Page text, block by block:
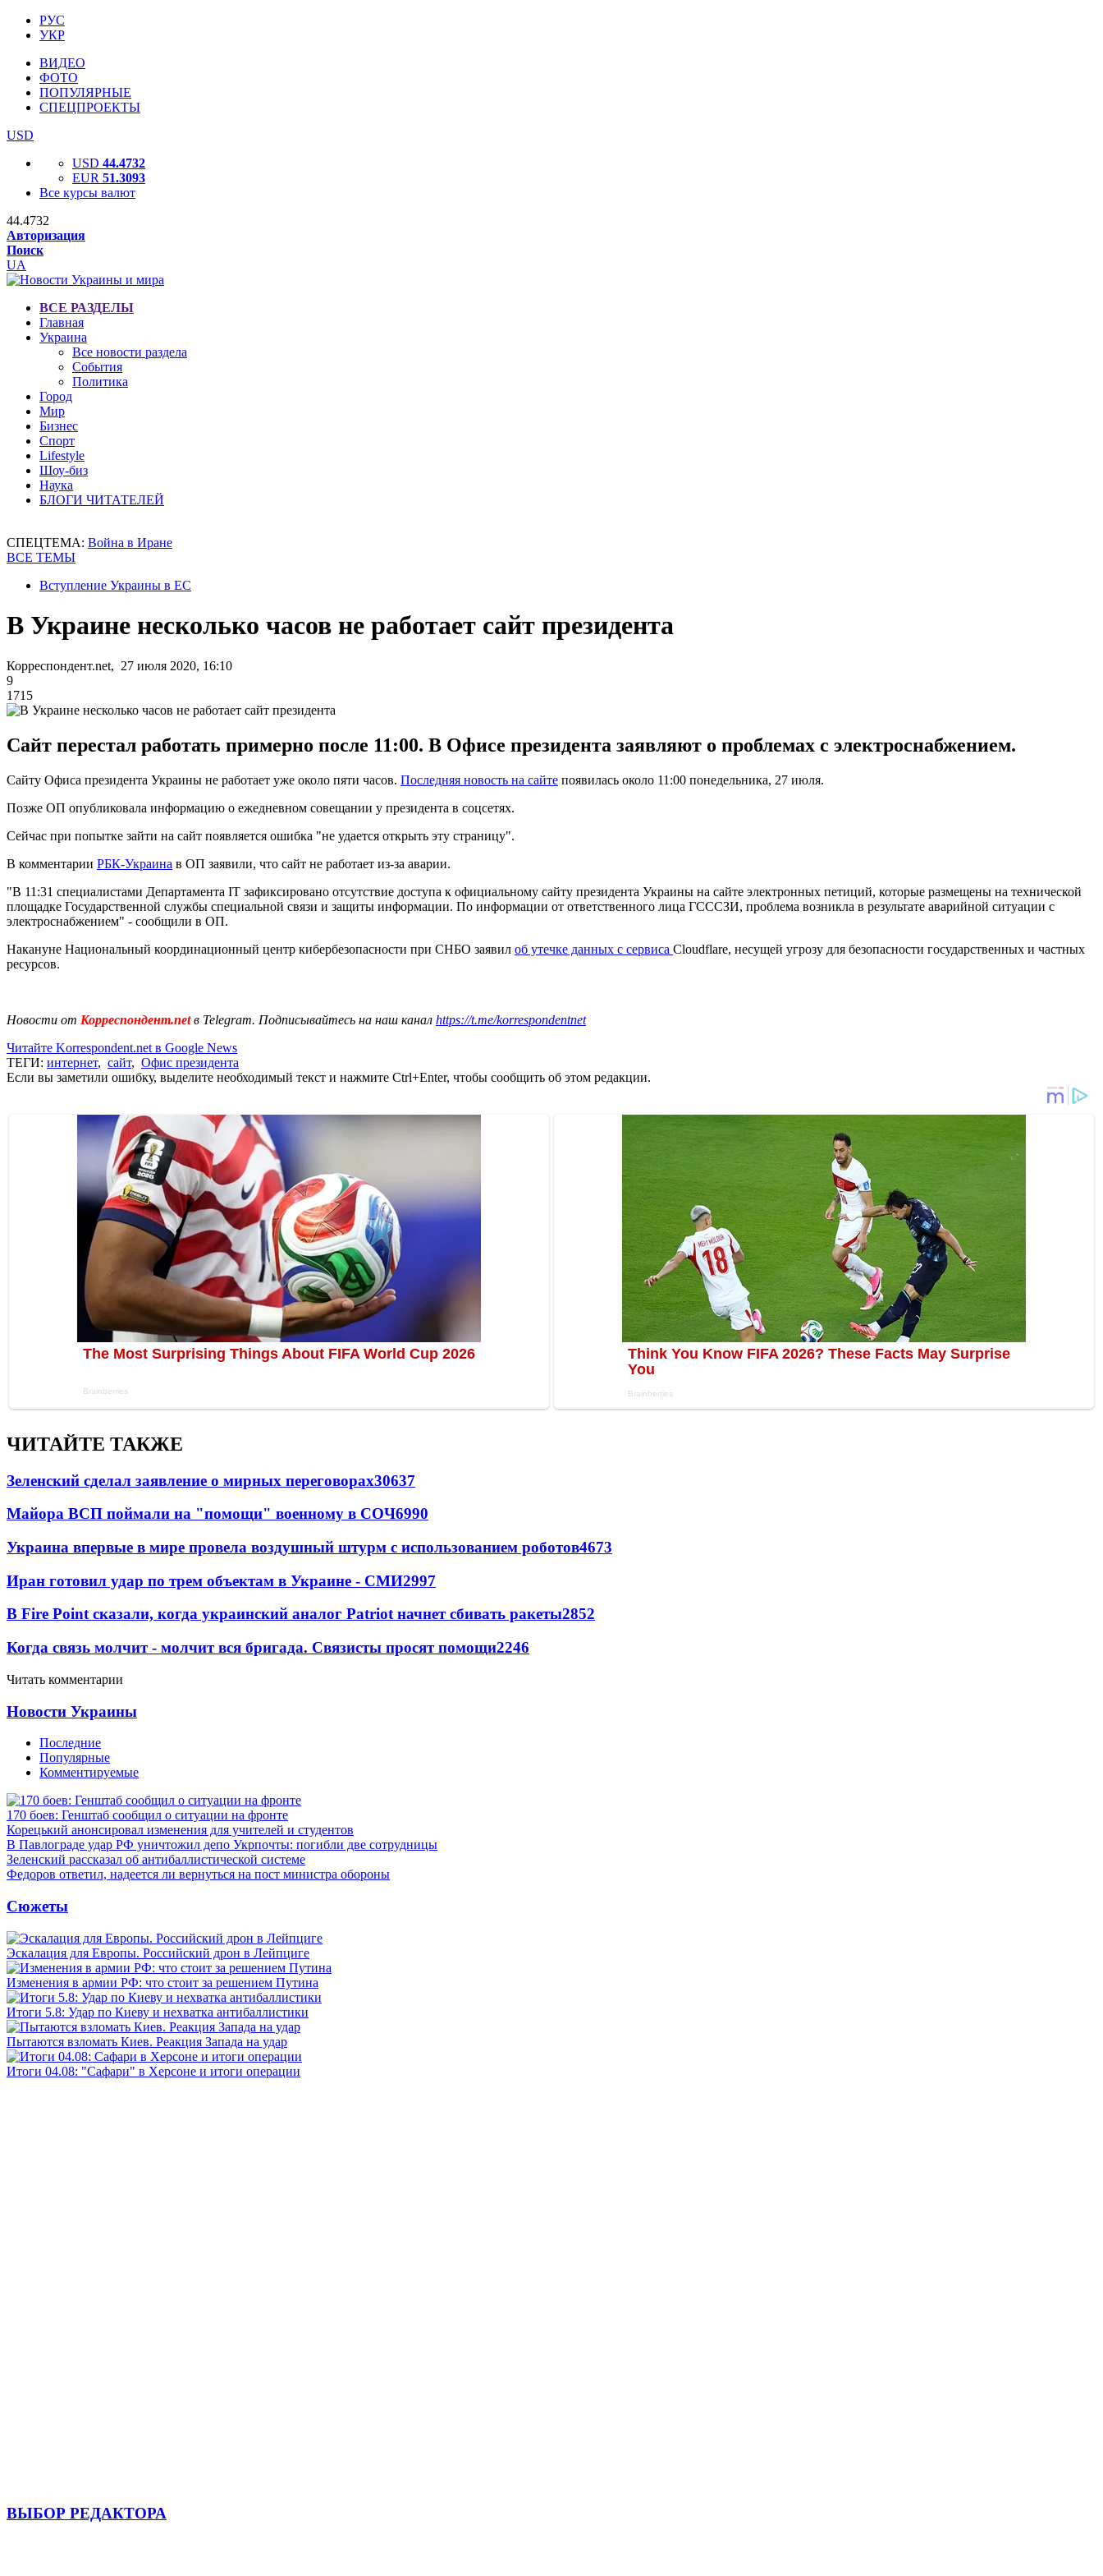
РУС
УКР
ВИДЕО
ФОТО
ПОПУЛЯРНЫЕ
СПЕЦПРОЕКТЫ
USD
USD 44.4732
EUR 51.3093
Все курсы валют
44.4732
Авторизация
Поиск
UA
ВСЕ РАЗДЕЛЫ
Главная
Украина
Все новости раздела
События
Политика
Город
Мир
Бизнес
Спорт
Lifestyle
Шоу-биз
Наука
БЛОГИ ЧИТАТЕЛЕЙ
СПЕЦТЕМА: Война в Иране
ВСЕ ТЕМЫ
Вступление Украины в ЕС
В Украине несколько часов не работает сайт президента
Корреспондент.net, 27 июля 2020, 16:10
9
1715
Сайт перестал работать примерно после 11:00. В Офисе президента заявляют о проблемах с электроснабжением.
Сайту Офиса президента Украины не работает уже около пяти часов. Последняя новость на сайте появилась около 11:00 понедельника, 27 июля.
Позже ОП опубликовала информацию о ежедневном совещании у президента в соцсетях.
Сейчас при попытке зайти на сайт появляется ошибка "не удается открыть эту страницу".
В комментарии РБК-Украина в ОП заявили, что сайт не работает из-за аварии.
"В 11:31 специалистами Департамента IT зафиксировано отсутствие доступа к официальному сайту президента Украины на сайте электронных петиций, которые размещены на технической
площадке Государственной службы специальной связи и защиты информации. По информации от ответственного лица ГСССЗИ, проблема возникла в результате аварийной ситуации с
электроснабжением" - сообщили в ОП.
Накануне Национальный координационный центр кибербезопасности при СНБО заявил об утечке данных с сервиса Cloudflare, несущей угрозу для безопасности государственных и частных
ресурсов.
Новости от Корреспондент.netв Telegram. Подписывайтесь на наш канал https://t.me/korrespondentnet
Читайте Korrespondent.net в Google News
ТЕГИ: интернет, сайт, Офис президента
Если вы заметили ошибку, выделите необходимый текст и нажмите Ctrl+Enter, чтобы сообщить об этом редакции.
ЧИТАЙТЕ ТАКЖЕ
Зеленский сделал заявление о мирных переговорах30637
Майора ВСП поймали на "помощи" военному в СОЧ6990
Украина впервые в мире провела воздушный штурм с использованием роботов4673
Иран готовил удар по трем объектам в Украине - СМИ2997
В Fire Point сказали, когда украинский аналог Patriot начнет сбивать ракеты2852
Когда связь молчит - молчит вся бригада. Связисты просят помощи2246
Читать комментарии
Новости Украины
Последние
Популярные
Комментируемые
170 боев: Генштаб сообщил о ситуации на фронте
Корецький анонсировал изменения для учителей и студентов
В Павлограде удар РФ уничтожил депо Укрпочты: погибли две сотрудницы
Зеленский рассказал об антибаллистической системе
Федоров ответил, надеется ли вернуться на пост министра обороны
Сюжеты
Эскалация для Европы. Российский дрон в Лейпциге
Изменения в армии РФ: что стоит за решением Путина
Итоги 5.8: Удар по Киеву и нехватка антибаллистики
Пытаются взломать Киев. Реакция Запада на удар
Итоги 04.08: "Сафари" в Херсоне и итоги операции
ВЫБОР РЕДАКТОРА